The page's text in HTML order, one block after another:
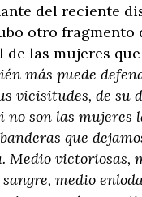
del reciente
otro fragmento
de las mujeres
más puede
vicisitudes, de su
no son las mujeres
que
Medio victoriosas,
medio